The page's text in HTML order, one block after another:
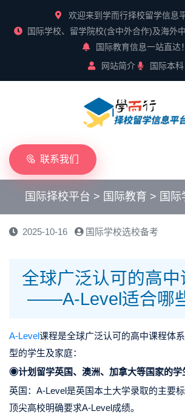
欢迎来到学而行择校留学信息
国际学校、留学院校(含中外合作)及海外
国际教育信息一站直达！
网站简介
国际本科
联系我们
国际择校平台 > 国际教育 > 国际
2025-10-16 国际学校选校备考
全球广泛认可的高
——A-Level适合哪
A-Level课程是全球广泛认可的高中课程体
型的学生及家庭：
◉计划留学英国、澳洲、加拿大等国家的学
英国：A-Level是英国本土大学录取的主要
顶尖高校明确要求A-Level成绩。